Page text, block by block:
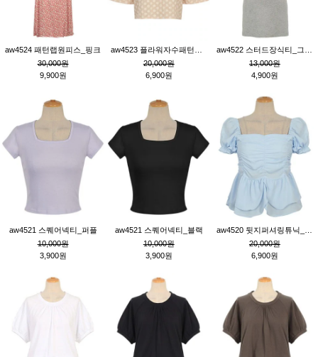
aw4524 패턴랩원피스_핑크
30,000원
9,900원
20,000원
6,900원
13,000원
4,900원
aw4521 스퀘어넥티_퍼플
10,000원
3,900원
aw4521 스퀘어넥티_블랙
10,000원
3,900원
20,000원
6,900원